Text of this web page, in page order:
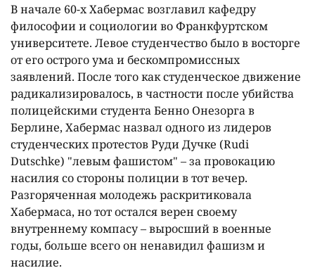
В начале 60-х Хабермас возглавил кафедру
философии и социологии во Франкфуртском
университете. Левое студенчество было в восторге
от его острого ума и бескомпромиссных
заявлений. После того как студенческое движение
радикализировалось, в частности после убийства
полицейскими студента Бенно Онезорга в
Берлине, Хабермас назвал одного из лидеров
студенческих протестов Руди Дучке (Rudi
Dutschke) "левым фашистом" – за провокацию
насилия со стороны полиции в тот вечер.
Разгоряченная молодежь раскритиковала
Хабермаса, но тот остался верен своему
внутреннему компасу – выросший в военные
годы, больше всего он ненавидил фашизм и
насилие.